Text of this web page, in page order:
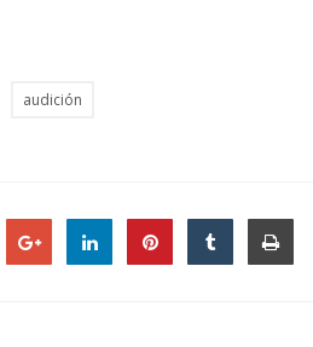
audición